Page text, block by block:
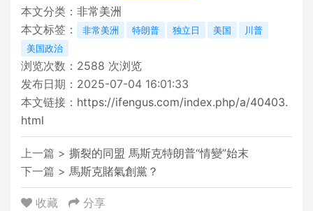
本文分类： 非常美洲
本文标签：
非常美洲 特朗普 独立日 美国
川普
美国政治
浏览次数： 2588 次浏览
发布日期：2025-07-04 16:01:33
本文链接： https://ifengus.com/index.php/a/40403.
html
上一篇 > 撕裂的同盟 馬斯克特朗普“情變”始末
下一篇 > 馬斯克賭氣創黨？
收藏 分享